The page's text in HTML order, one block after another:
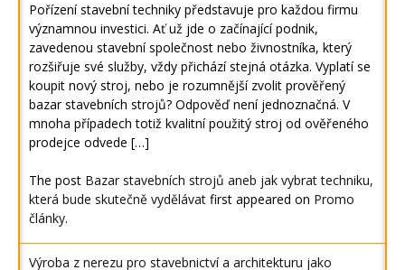
Pořízení stavební techniky představuje pro každou firmu
významnou investici. Ať už jde o začínající podnik,
zavedenou stavební společnost nebo živnostníka, který
rozšiřuje své služby, vždy přichází stejná otázka. Vyplatí se
koupit nový stroj, nebo je rozumnější zvolit prověřený
bazar stavebních strojů? Odpověď není jednoznačná. V
mnoha případech totiž kvalitní použitý stroj od ověřeného
prodejce odvede […]
The post Bazar stavebních strojů aneb jak vybrat techniku,
která bude skutečně vydělávat first appeared on Promo
články.
Výroba z nerezu pro stavebnictví a architekturu jako